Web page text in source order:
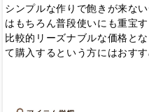
シンプルな作りで飽きが来な
はもちろん普段使いにも重宝す
比較的リーズナブルな価格と
て購入するという方にはおすす